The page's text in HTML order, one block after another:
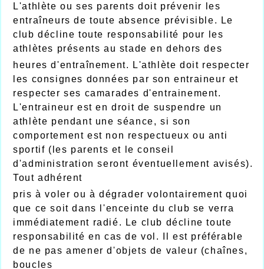
L'athlète ou ses parents doit prévenir les
entraîneurs de toute absence prévisible. Le
club décline toute responsabilité pour les
athlètes présents au stade en dehors des
heures d'entraînement. L'athlète doit respecter
les consignes données par son entraineur et
respecter ses camarades d'entrainement.
L'entraineur est en droit de suspendre un
athlète pendant une séance, si son
comportement est non respectueux ou anti
sportif (les parents et le conseil
d'administration seront éventuellement avisés).
Tout adhérent
pris à voler ou à dégrader volontairement quoi
que ce soit dans l'enceinte du club se verra
immédiatement radié. Le club décline toute
responsabilité en cas de vol. Il est préférable
de ne pas amener d'objets de valeur (chaînes,
boucles